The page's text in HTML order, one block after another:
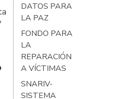
DATOS PARA
LA PAZ
FONDO PARA
LA
REPARACIÓN
A VÍCTIMAS
SNARIV-
SISTEMA